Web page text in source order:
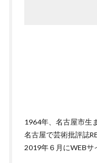
1964年、名古屋市生
名古屋で芸術批評誌
2019年６月にWEBサ